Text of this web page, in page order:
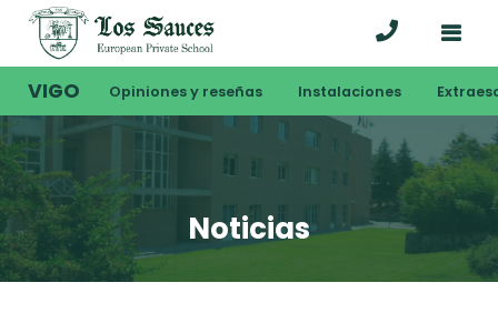
VIGO Opiniones y reseñas Instalaciones
Noticias